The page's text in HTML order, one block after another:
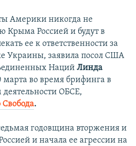
Америки никогда не
Крыма Россией и будут в
ее к ответственности за
Украины, заявила посол США
Наций Линда
марта во время брифинга в
ОБСЕ,
Свобода.
годовщина вторжения и
и начала ее агрессии на